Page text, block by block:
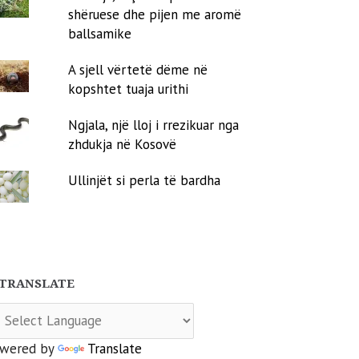
shëruese dhe pijen me aromë
ballsamike
A sjell vërtetë dëme në
kopshtet tuaja urithi
Ngjala, një lloj i rrezikuar nga
zhdukja në Kosovë
Ullinjët si perla të bardha
by Translate